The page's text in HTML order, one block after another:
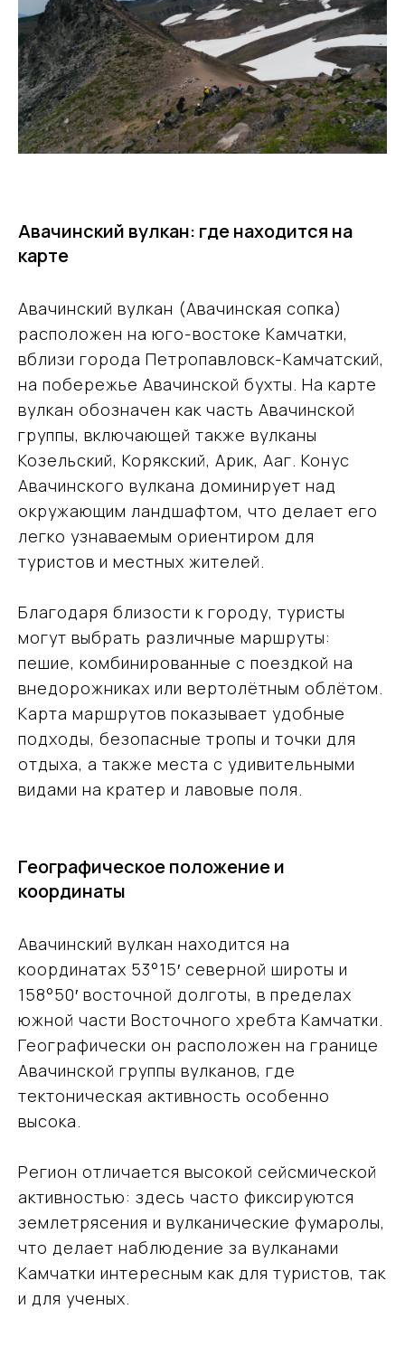
Авачинский вулкан: где находится на
карте
Авачинский вулкан (Авачинская сопка)
расположен на юго-востоке Камчатки,
вблизи города Петропавловск-Камчатский,
на побережье Авачинской бухты. На карте
вулкан обозначен как часть Авачинской
группы, включающей также вулканы
Козельский, Корякский, Арик, Ааг. Конус
Авачинского вулкана доминирует над
окружающим ландшафтом, что делает его
легко узнаваемым ориентиром для
туристов и местных жителей.
Благодаря близости к городу, туристы
могут выбрать различные маршруты:
пешие, комбинированные с поездкой на
внедорожниках или вертолётным облётом.
Карта маршрутов показывает удобные
подходы, безопасные тропы и точки для
отдыха, а также места с удивительными
видами на кратер и лавовые поля.
Географическое положение и
координаты
Авачинский вулкан находится на
координатах 53°15′ северной широты и
158°50′ восточной долготы, в пределах
южной части Восточного хребта Камчатки.
Географически он расположен на границе
Авачинской группы вулканов, где
тектоническая активность особенно
высока.
Регион отличается высокой сейсмической
активностью: здесь часто фиксируются
землетрясения и вулканические фумаролы,
что делает наблюдение за вулканами
Камчатки интересным как для туристов, так
и для ученых.